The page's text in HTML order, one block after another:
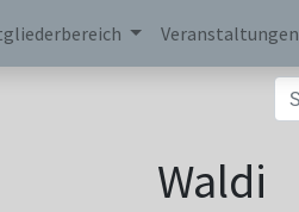
Veranstaltungen
Waldi